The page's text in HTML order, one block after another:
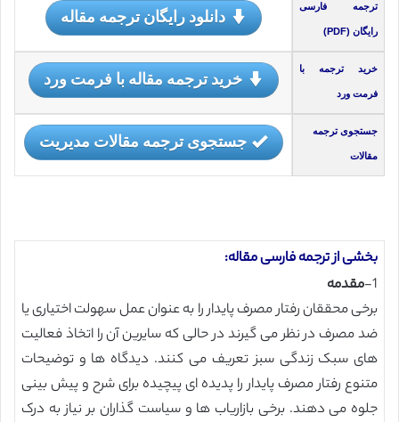
ترجمه فارسی
رایگان (PDF)
دانلود رایگان ترجمه مقاله
خرید ترجمه با
فرمت ورد
خرید ترجمه مقاله با فرمت ورد
جستجوی ترجمه
مقالات
جستجوی ترجمه مقالات مدیریت
بخشی از ترجمه فارسی مقاله:
1- مقدمه
برخی محققان رفتار مصرف پایدار را به عنوان عمل سهولت اختیاری یا
ضد مصرف در نظر می گیرند در حالی که سایرین آن را اتخاذ فعالیت
های سبک زندگی سبز تعریف می کنند. دیدگاه ها و توضیحات
متنوع رفتار مصرف پایدار را پدیده ای پیچیده برای شرح و پیش بینی
جلوه می دهند. برخی بازاریاب ها و سیاست گذاران بر نیاز به درک